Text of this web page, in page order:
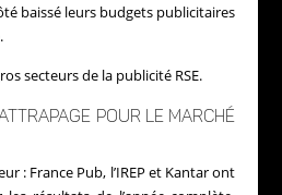
baissé leurs budgets publicitaires
POUR LE MARCHÉ
: France Pub, l’IREP et Kantar ont